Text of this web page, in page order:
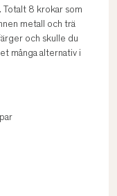
Totalt 8 krokar som
metall och trä
och skulle du
många alternativ i